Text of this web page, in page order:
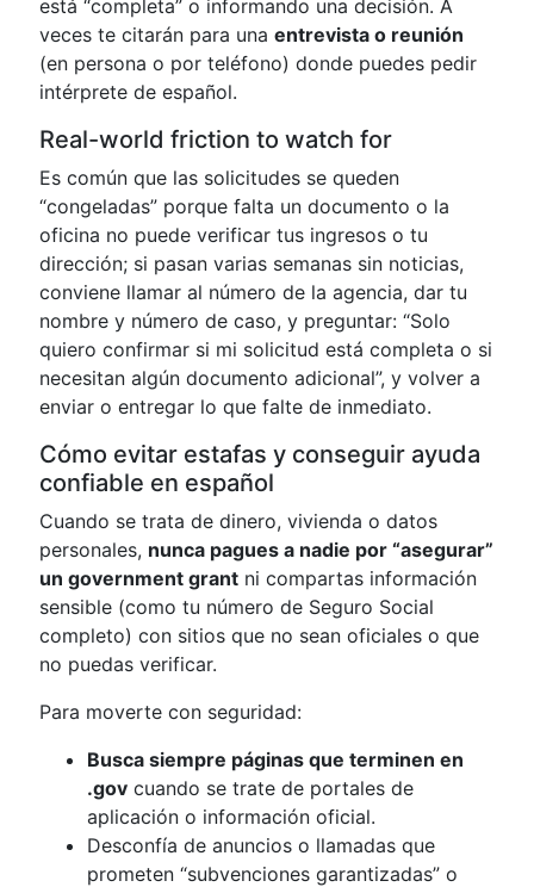
está “completa” o informando una decisión. A
veces te citarán para una entrevista o reunión
(en persona o por teléfono) donde puedes pedir
intérprete de español.
Real-world friction to watch for
Es común que las solicitudes se queden
“congeladas” porque falta un documento o la
oficina no puede verificar tus ingresos o tu
dirección; si pasan varias semanas sin noticias,
conviene llamar al número de la agencia, dar tu
nombre y número de caso, y preguntar: “Solo
quiero confirmar si mi solicitud está completa o si
necesitan algún documento adicional”, y volver a
enviar o entregar lo que falte de inmediato.
Cómo evitar estafas y conseguir ayuda
confiable en español
Cuando se trata de dinero, vivienda o datos
personales, nunca pagues a nadie por “asegurar”
un government grant ni compartas información
sensible (como tu número de Seguro Social
completo) con sitios que no sean oficiales o que
no puedas verificar.
Para moverte con seguridad:
Busca siempre páginas que terminen en
.gov cuando se trate de portales de
aplicación o información oficial.
Desconfía de anuncios o llamadas que
prometen “subvenciones garantizadas” o